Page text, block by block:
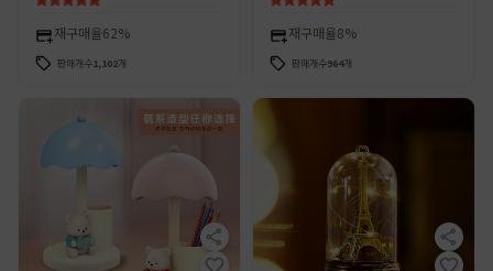
재구매율62%
판매개수1,102개
재구매율8%
판매개수964개